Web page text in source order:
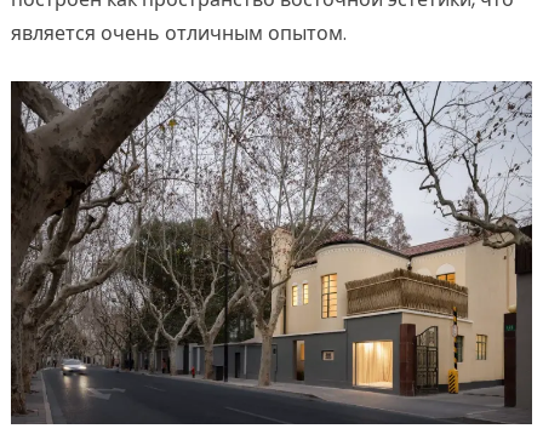
является очень отличным опытом.